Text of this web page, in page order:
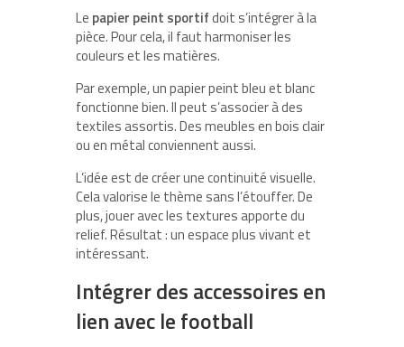
Le papier peint sportifdoit s’intégrer à la
pièce. Pour cela, il faut harmoniser les
couleurs et les matières.
Par exemple, un papier peint bleu et blanc
fonctionne bien. Il peut s’associer à des
textiles assortis. Des meubles en bois clair
ou en métal conviennent aussi.
L’idée est de créer une continuité visuelle.
Cela valorise le thème sans l’étouffer. De
plus, jouer avec les textures apporte du
relief. Résultat : un espace plus vivant et
intéressant.
Intégrer des accessoires en
lien avec le football